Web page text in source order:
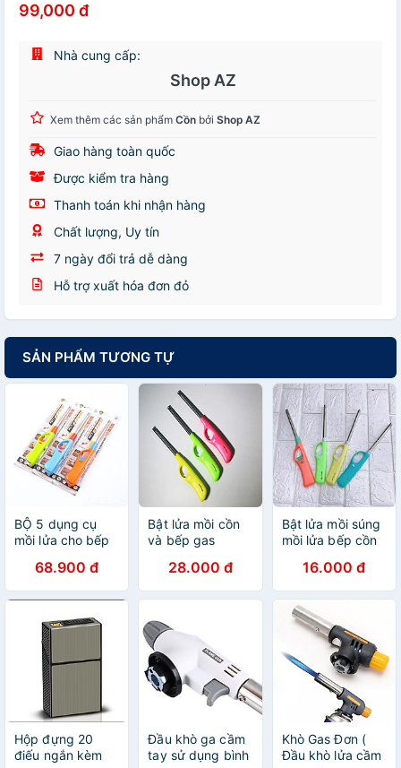
99,000 đ
Nhà cung cấp:
Shop AZ
Xem thêm các sản phẩm Cồn bởi Shop AZ
Giao hàng toàn quốc
Được kiểm tra hàng
Thanh toán khi nhận hàng
Chất lượng, Uy tín
7 ngày đổi trả dễ dàng
Hỗ trợ xuất hóa đơn đỏ
SẢN PHẨM TƯƠNG TỰ
BỘ 5 dụng cụ
mồi lửa cho bếp
gọn, tiện dụng
68.900 đ
Bật lửa mồi cồn
và bếp gas
28.000 đ
Bật lửa mồi súng
mồi lửa bếp cồn
16.000 đ
Hộp đựng 20
điếu ngắn kèm
Đầu khò ga cầm
tay sử dụng bình
Khò Gas Đơn (
Đầu khò lửa cầm